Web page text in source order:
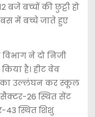
बच्चों की छुट्टी हो
में बच्चे जाते हुए
विभाग ने दो निजी
है। हीट वेव
का उल्लंघन कर स्कूल
26 स्थित सेंट
स्थित शिशु